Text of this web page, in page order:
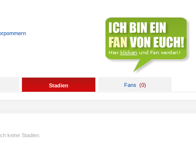
Stadien Fans (0)
keine Stadien.